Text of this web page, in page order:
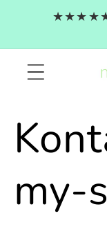
zum★★★★★
my-